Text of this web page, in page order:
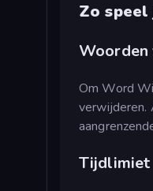
Zo
Woorden
Om Word
verwijderen.
Tijdlimiet